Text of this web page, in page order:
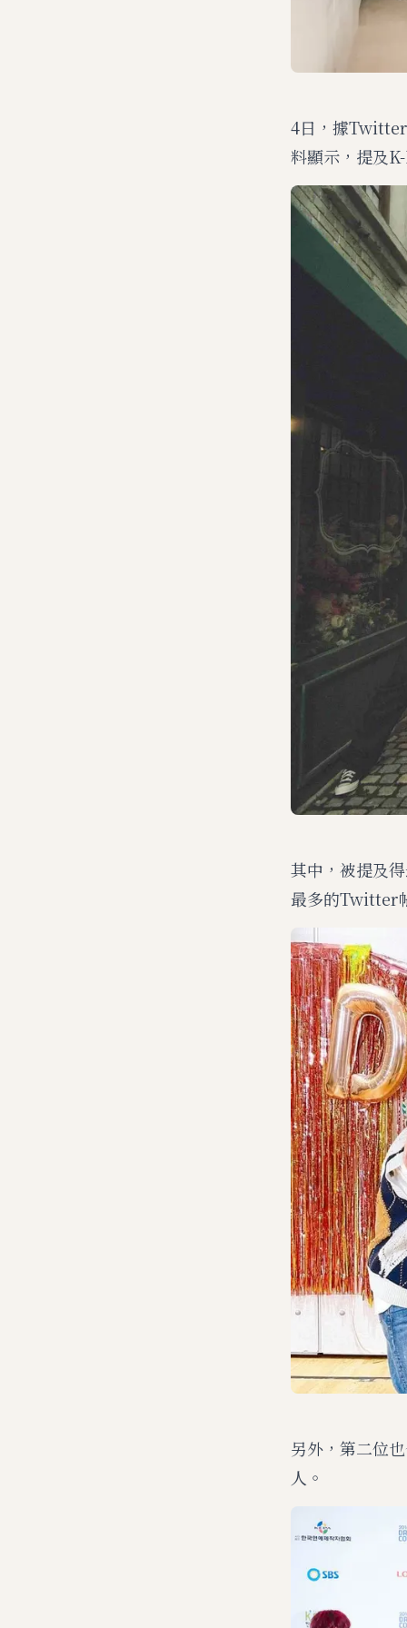
4日，據Twitter
料顯示，提及
其中，被提及
最多的Twitter
另外，第二位
人。